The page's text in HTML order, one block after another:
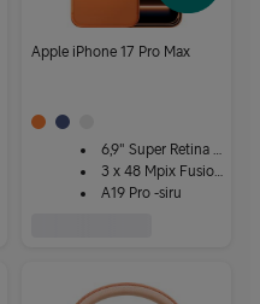
Apple iPhone 17 Pro Max
6,9" Super Retina XDR
3 x 48 Mpix Fusion-kamera
A19 Pro -siru